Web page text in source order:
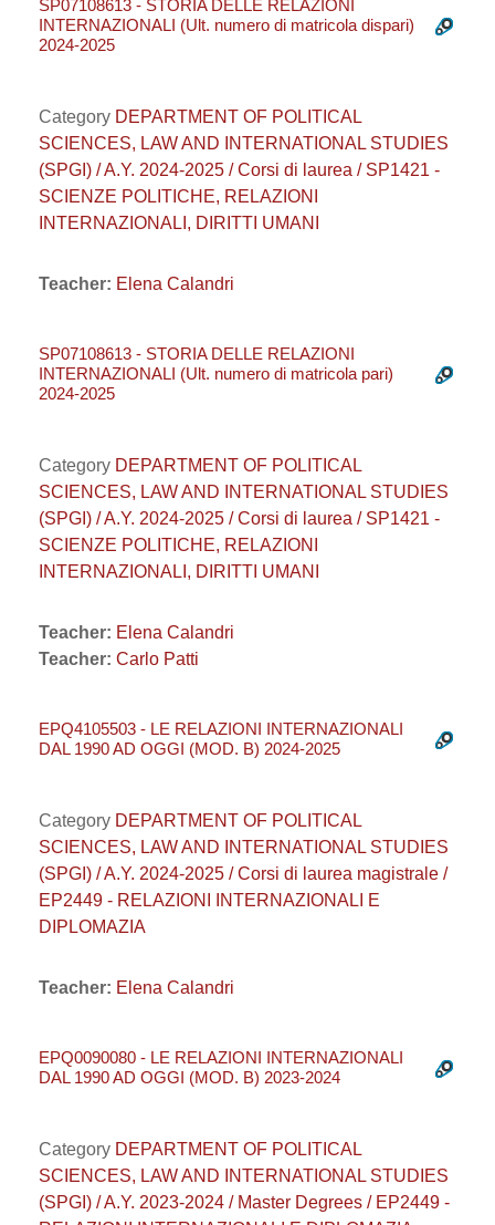
SP07108613 - STORIA DELLE RELAZIONI
INTERNAZIONALI (Ult. numero di matricola dispari)
2024-2025
Category DEPARTMENT OF POLITICAL
SCIENCES, LAW AND INTERNATIONAL STUDIES
(SPGI) / A.Y. 2024-2025 / Corsi di laurea / SP1421 -
SCIENZE POLITICHE, RELAZIONI
INTERNAZIONALI, DIRITTI UMANI
Teacher: Elena Calandri
SP07108613 - STORIA DELLE RELAZIONI
INTERNAZIONALI (Ult. numero di matricola pari)
2024-2025
Category DEPARTMENT OF POLITICAL
SCIENCES, LAW AND INTERNATIONAL STUDIES
(SPGI) / A.Y. 2024-2025 / Corsi di laurea / SP1421 -
SCIENZE POLITICHE, RELAZIONI
INTERNAZIONALI, DIRITTI UMANI
Teacher: Elena Calandri
Teacher: Carlo Patti
EPQ4105503 - LE RELAZIONI INTERNAZIONALI
DAL 1990 AD OGGI (MOD. B) 2024-2025
Category DEPARTMENT OF POLITICAL
SCIENCES, LAW AND INTERNATIONAL STUDIES
(SPGI) / A.Y. 2024-2025 / Corsi di laurea magistrale /
EP2449 - RELAZIONI INTERNAZIONALI E
DIPLOMAZIA
Teacher: Elena Calandri
EPQ0090080 - LE RELAZIONI INTERNAZIONALI
DAL 1990 AD OGGI (MOD. B) 2023-2024
Category DEPARTMENT OF POLITICAL
SCIENCES, LAW AND INTERNATIONAL STUDIES
(SPGI) / A.Y. 2023-2024 / Master Degrees / EP2449 -